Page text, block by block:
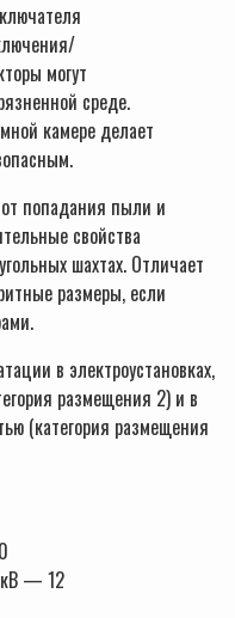
могут
среде.
камере делает
попадания пыли и
свойства
шахтах. Отличает
размеры, если
в электроустановках,
размещения 2) и в
(категория размещения
кВ — 12